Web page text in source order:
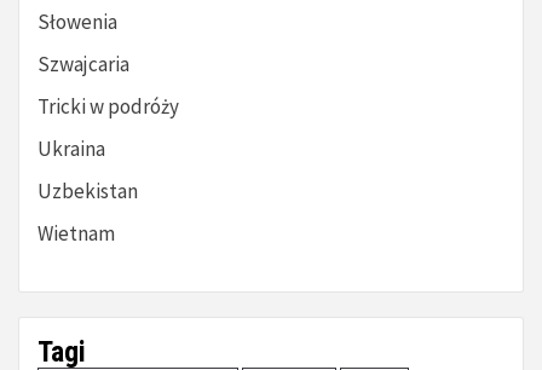
Słowenia
Szwajcaria
Tricki w podróży
Ukraina
Uzbekistan
Wietnam
Tagi